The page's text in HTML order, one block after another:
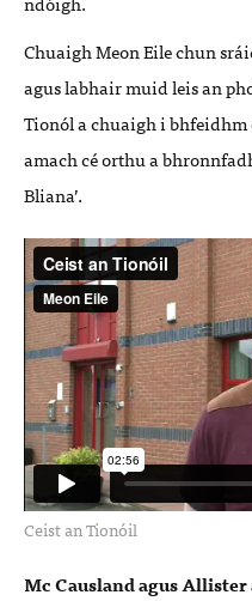
Chuaigh Meon Eile chun
agus labhair muid leis an
Tionól a chuaigh i
amach cé orthu a
Bliana’.
Ceist an Tionóil
Mc Causland agus Allister